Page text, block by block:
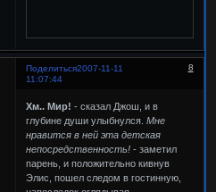
Поделиться 8
2007-11-11
11:07:44
Хм.. Мир! - сказал Джош, и в
глубине души улыбнулся.Мне
нравится в ней эта детская
непосредственность! - заметил
парень, и положительно кивнув
Элис, пошел следом в гостинную,